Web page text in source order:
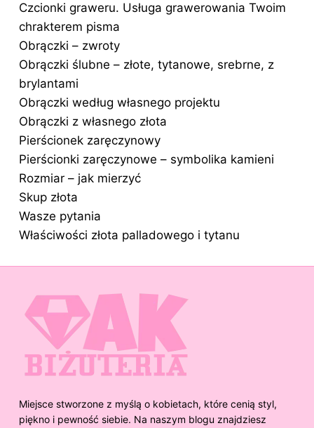
Czcionki graweru. Usługa grawerowania Twoim
chrakterem pisma
Obrączki – zwroty
Obrączki ślubne – złote, tytanowe, srebrne, z
brylantami
Obrączki według własnego projektu
Obrączki z własnego złota
Pierścionek zaręczynowy
Pierścionki zaręczynowe – symbolika kamieni
Rozmiar – jak mierzyć
Skup złota
Wasze pytania
Właściwości złota palladowego i tytanu
Miejsce stworzone z myślą o kobietach, które cenią styl,
piękno i pewność siebie. Na naszym blogu znajdziesz